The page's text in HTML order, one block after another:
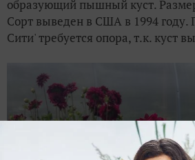
образующий пышный куст.
Сорт выведен в США в 1994 году.
Сити' требуется опора, т.к. куст